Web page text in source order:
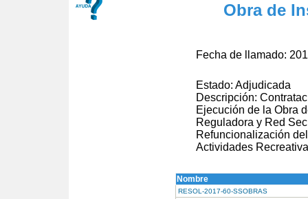
Obra de
Fecha de llamado:
Estado: Adjudicada
Descripción:
Ejecución de la Obra
Reguladora y Red
Refuncionalización
Actividades
Nombre
RESOL-2017-60-SSOBRAS